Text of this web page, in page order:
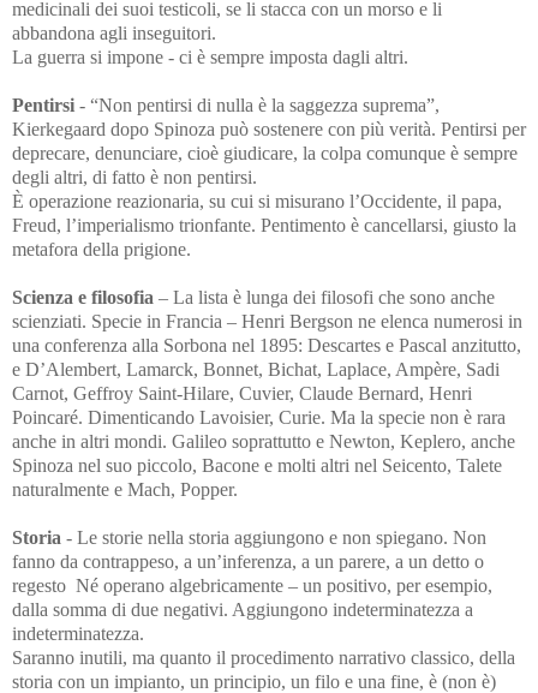
medicinali dei suoi testicoli, se li stacca con un morso e li
abbandona agli inseguitori.
La guerra si impone - ci è sempre imposta dagli altri.
Pentirsi - “Non pentirsi di nulla è la saggezza suprema”,
Kierkegaard dopo Spinoza può sostenere con più verità. Pentirsi per
deprecare, denunciare, cioè giudicare, la colpa comunque è sempre
degli altri, di fatto è non pentirsi.
È operazione reazionaria, su cui si misurano l’Occidente, il papa,
Freud, l’imperialismo trionfante. Pentimento è cancellarsi, giusto la
metafora della prigione.
Scienza e filosofia – La lista è lunga dei filosofi che sono anche
scienziati. Specie in Francia – Henri Bergson ne elenca numerosi in
una conferenza alla Sorbona nel 1895: Descartes e Pascal anzitutto,
e D’Alembert, Lamarck, Bonnet, Bichat, Laplace, Ampère, Sadi
Carnot, Geffroy Saint-Hilare, Cuvier, Claude Bernard, Henri
Poincaré. Dimenticando Lavoisier, Curie. Ma la specie non è rara
anche in altri mondi. Galileo soprattutto e Newton, Keplero, anche
Spinoza nel suo piccolo, Bacone e molti altri nel Seicento, Talete
naturalmente e Mach, Popper.
Storia - Le storie nella storia aggiungono e non spiegano. Non
fanno da contrappeso, a un’inferenza, a un parere, a un detto o
regesto Né operano algebricamente – un positivo, per esempio,
dalla somma di due negativi. Aggiungono indeterminatezza a
indeterminatezza.
Saranno inutili, ma quanto il procedimento narrativo classico, della
storia con un impianto, un principio, un filo e una fine, è (non è)